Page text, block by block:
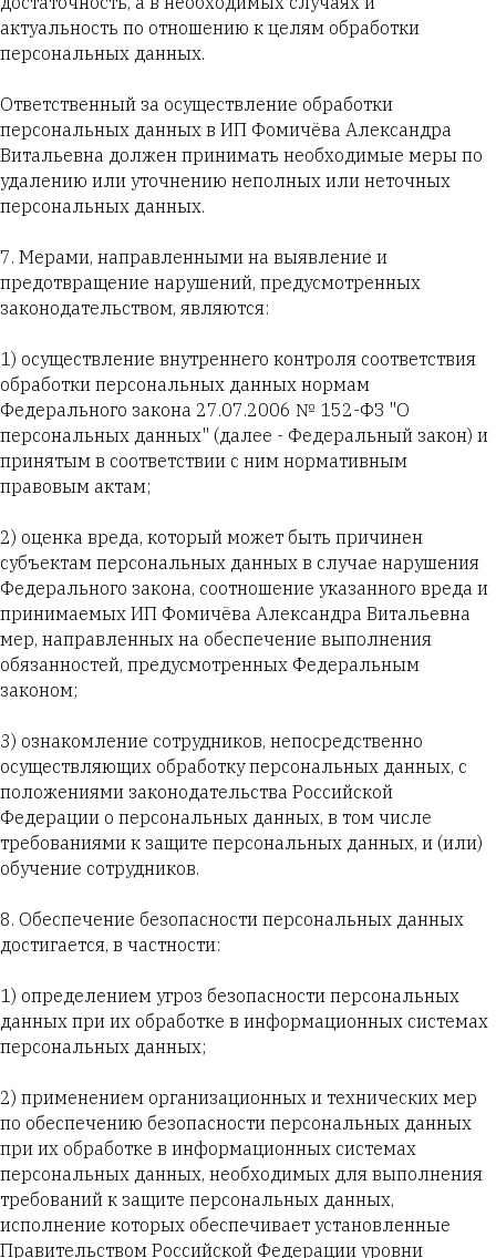
актуальность по отношению к целям обработки
персональных данных.
Ответственный за осуществление обработки
персональных данных в ИП Фомичёва Александра
Витальевна должен принимать необходимые меры по
удалению или уточнению неполных или неточных
персональных данных.
7. Мерами, направленными на выявление и
предотвращение нарушений, предусмотренных
законодательством, являются:
1) осуществление внутреннего контроля соответствия
обработки персональных данных нормам
Федерального закона 27.07.2006 № 152-ФЗ "О
персональных данных" (далее - Федеральный закон) и
принятым в соответствии с ним нормативным
правовым актам;
2) оценка вреда, который может быть причинен
субъектам персональных данных в случае нарушения
Федерального закона, соотношение указанного вреда и
принимаемых ИП Фомичёва Александра Витальевна
мер, направленных на обеспечение выполнения
обязанностей, предусмотренных Федеральным
законом;
3) ознакомление сотрудников, непосредственно
осуществляющих обработку персональных данных, с
положениями законодательства Российской
Федерации о персональных данных, в том числе
требованиями к защите персональных данных, и (или)
обучение сотрудников.
8. Обеспечение безопасности персональных данных
достигается, в частности:
1) определением угроз безопасности персональных
данных при их обработке в информационных системах
персональных данных;
2) применением организационных и технических мер
по обеспечению безопасности персональных данных
при их обработке в информационных системах
персональных данных, необходимых для выполнения
требований к защите персональных данных,
исполнение которых обеспечивает установленные
Правительством Российской Федерации уровни